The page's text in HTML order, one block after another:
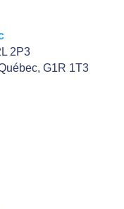
2P3
G1R 1T3